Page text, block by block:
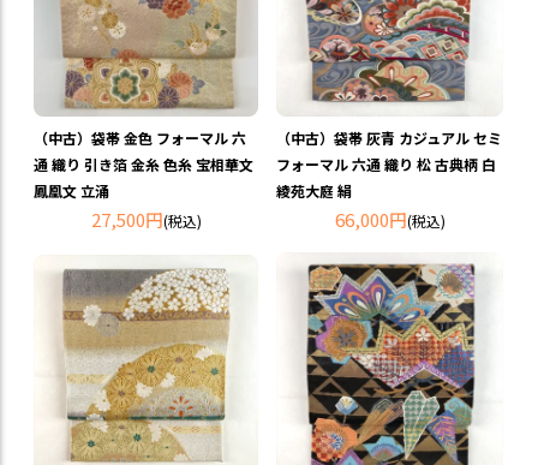
（中古）袋帯 金色 フォーマル 六
通 織り 引き箔 金糸 色糸 宝相華文
鳳凰文 立涌
27,500円(税込)
（中古）袋帯 灰青 カジュアル セミ
フォーマル 六通 織り 松 古典柄 白
綾苑大庭 絹
66,000円(税込)